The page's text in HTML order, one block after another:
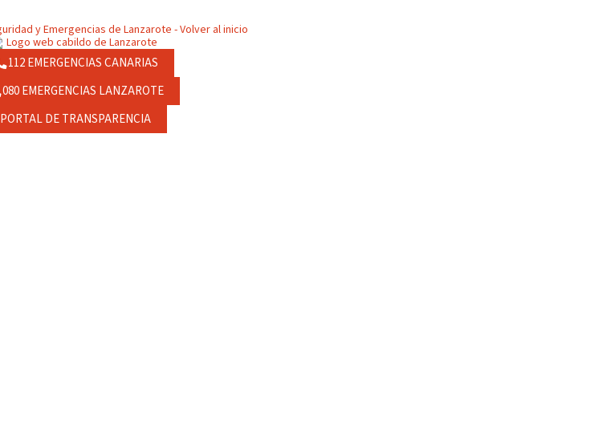
112 EMERGENCIAS CANARIAS
080 EMERGENCIAS LANZAROTE
PORTAL DE TRANSPARENCIA